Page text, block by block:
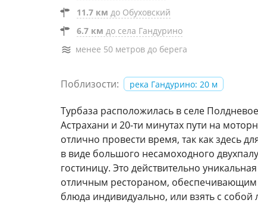
11.7 км до Обуховский
6.7 км до села Гандурино
менее 50 метров до берега
Поблизости: река Гандурино: 20 м
Турбаза расположилась в селе
Астрахани и 20-ти минутах пути на
отлично провести время, так как здесь
в виде большого несамоходного
гостиницу. Это действительно
отличным рестораном, обеспечивающим
блюда индивидуально, или взять с собой